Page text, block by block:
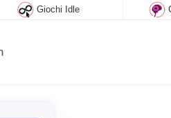
Giochi Idle